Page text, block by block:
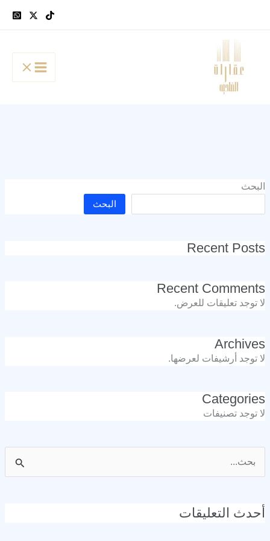
البحث
البحث
Recent Posts
Recent Comments
لا توجد تعليقات للعرض.
Archives
لا توجد أرشيفات لعرضها.
Categories
لا توجد تصنيفات
البحث
عن:
أحدث التعليقات